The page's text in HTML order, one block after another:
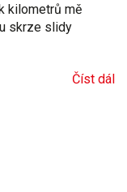
kilometrů mě
skrze slidy
Číst dál